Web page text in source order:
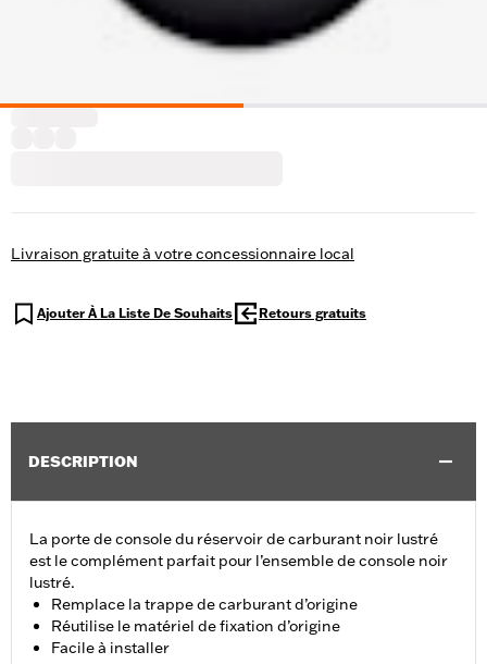
Livraison gratuite à votre concessionnaire local
Ajouter À La Liste De Souhaits Retours gratuits
DESCRIPTION
La porte de console du réservoir de carburant noir lustré
est le complément parfait pour l’ensemble de console noir
lustré.
Remplace la trappe de carburant d’origine
Réutilise le matériel de fixation d’origine
Facile à installer